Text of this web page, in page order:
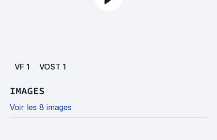
VF 1 VOST 1
IMAGES
Voir les 8 images